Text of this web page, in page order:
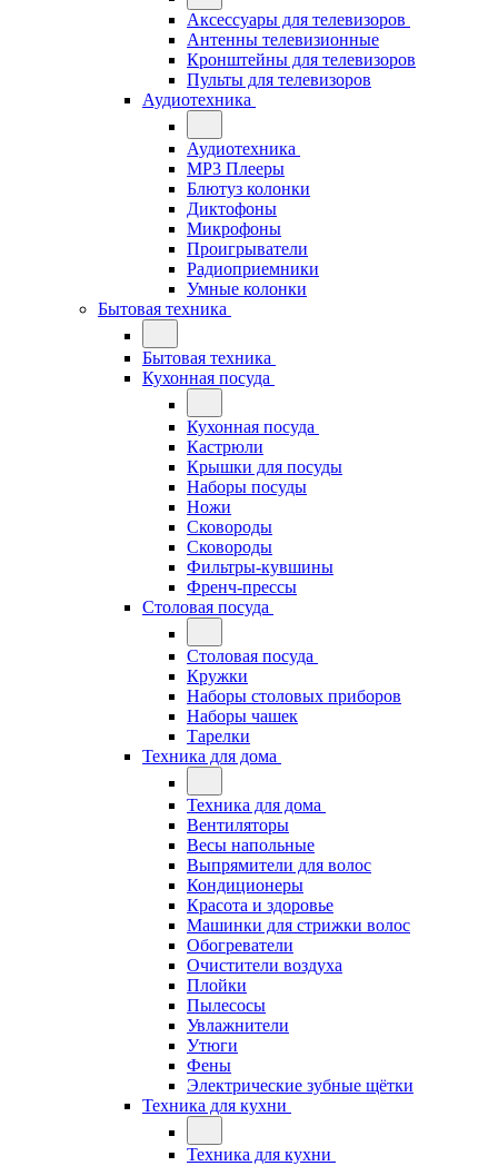
Аксессуары для телевизоров
Антенны телевизионные
Кронштейны для телевизоров
Пульты для телевизоров
Аудиотехника
Аудиотехника
MP3 Плееры
Блютуз колонки
Диктофоны
Микрофоны
Проигрыватели
Радиоприемники
Умные колонки
Бытовая техника
Бытовая техника
Кухонная посуда
Кухонная посуда
Кастрюли
Крышки для посуды
Наборы посуды
Ножи
Сковороды
Сковороды
Фильтры-кувшины
Френч-прессы
Столовая посуда
Столовая посуда
Кружки
Наборы столовых приборов
Наборы чашек
Тарелки
Техника для дома
Техника для дома
Вентиляторы
Весы напольные
Выпрямители для волос
Кондиционеры
Красота и здоровье
Машинки для стрижки волос
Обогреватели
Очистители воздуха
Плойки
Пылесосы
Увлажнители
Утюги
Фены
Электрические зубные щётки
Техника для кухни
Техника для кухни